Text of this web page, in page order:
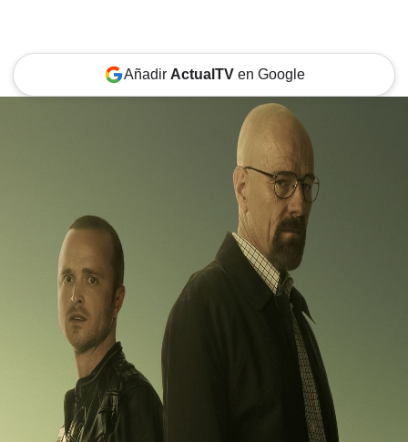
Añadir ActualTVen Google